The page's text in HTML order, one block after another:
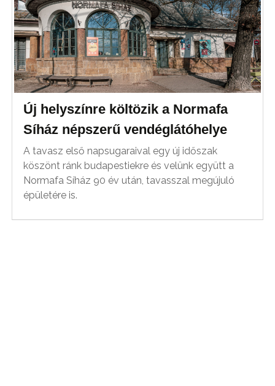
Új helyszínre költözik a Normafa
Síház népszerű vendéglátóhelye
A tavasz első napsugaraival egy új időszak
köszönt ránk budapestiekre és velünk együtt a
Normafa Síház 90 év után, tavasszal megújuló
épületére is.